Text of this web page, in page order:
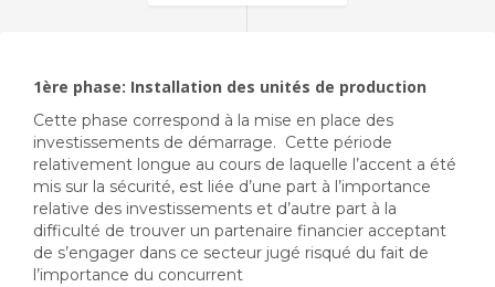
1ère phase: Installation des unités de production
Cette phase correspond à la mise en place des
investissements de démarrage. Cette période
relativement longue au cours de laquelle l’accent a été
mis sur la sécurité, est liée d’une part à l’importance
relative des investissements et d’autre part à la
difficulté de trouver un partenaire financier acceptant
de s’engager dans ce secteur jugé risqué du fait de
l’importance du concurrent